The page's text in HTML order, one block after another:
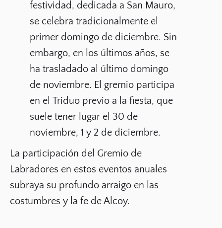
festividad, dedicada a San Mauro,
se celebra tradicionalmente el
primer domingo de diciembre. Sin
embargo, en los últimos años, se
ha trasladado al último domingo
de noviembre. El gremio participa
en el Triduo previo a la fiesta, que
suele tener lugar el 30 de
noviembre, 1 y 2 de diciembre.
La participación del Gremio de
Labradores en estos eventos anuales
subraya su profundo arraigo en las
costumbres y la fe de Alcoy.